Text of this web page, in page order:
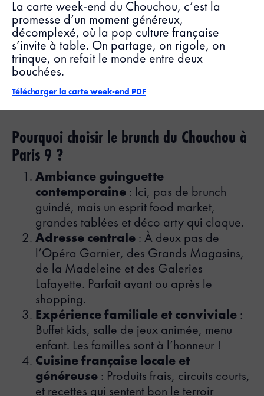
La carte week-end du Chouchou, c’est la
promesse d’un moment généreux,
décomplexé, où la pop culture française
s’invite à table. On partage, on rigole, on
trinque, on refait le monde entre deux
bouchées.
Télécharger la carte week-end PDF
Pourquoi choisir le brunch du Chouchou à
Paris 9 ?
Ambiance guinguette
contemporaine : Ici, pas de brunch
guindé, mais un esprit food market,
grandes tablées et déco arty qui claque.
Adresse centrale : À deux pas de
l’Opéra Garnier, des Grands Magasins,
de la Madeleine et des Galeries
Lafayette. Parfait avant ou après le
shopping.
Expérience familiale et conviviale :
Buffet kids, salle de jeux animée, menu
enfant. Les familles sont à l’honneur !
Cuisine française locale et
généreuse : Produits frais, circuits courts,
et recettes qui sentent bon le terroir